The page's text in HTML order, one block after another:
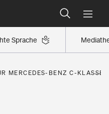
Sprache
finden
eingestuft
finden
MERCEDES-BENZ C-